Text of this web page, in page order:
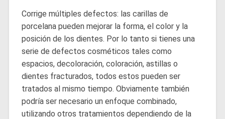
Corrige múltiples defectos: las carillas de
porcelana pueden mejorar la forma, el color y la
posición de los dientes. Por lo tanto si tienes una
serie de defectos cosméticos tales como
espacios, decoloración, coloración, astillas o
dientes fracturados, todos estos pueden ser
tratados al mismo tiempo. Obviamente también
podría ser necesario un enfoque combinado,
utilizando otros tratamientos dependiendo de la